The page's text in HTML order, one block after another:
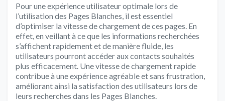
Pour une expérience utilisateur optimale lors de
l’utilisation des Pages Blanches, il est essentiel
d’optimiser la vitesse de chargement de ces pages. En
effet, en veillant à ce que les informations recherchées
s’affichent rapidement et de manière fluide, les
utilisateurs pourront accéder aux contacts souhaités
plus efficacement. Une vitesse de chargement rapide
contribue à une expérience agréable et sans frustration,
améliorant ainsi la satisfaction des utilisateurs lors de
leurs recherches dans les Pages Blanches.